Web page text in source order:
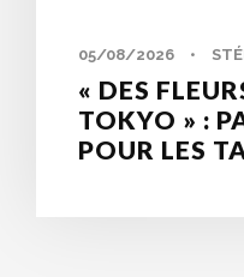
05/08/2026 •
« DES
TOKYO » :
POUR LES